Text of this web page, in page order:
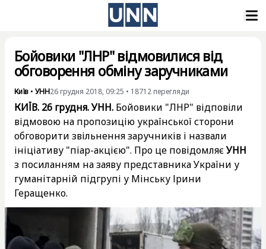
Бойовики "ЛНР" відмовилися від
обговорення обміну заручниками
Київ • УНН26 грудня 2018, 09:25 • 18712 перегляди
КИЇВ. 26 грудня. УНН. Бойовики "ЛНР" відповіли
відмовою на пропозицію української сторони
обговорити звільнення заручників і назвали
ініціативу "піар-акцією". Про це повідомляєУНН
з посиланням на заяву представника України у
гуманітарній підгрупі у Мінську Ірини
Геращенко.